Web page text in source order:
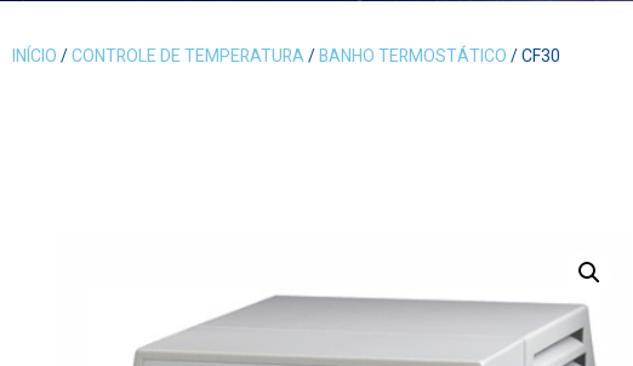
INÍCIO/CONTROLE DE TEMPERATURA/BANHO TERMOSTÁTICO/ CF30